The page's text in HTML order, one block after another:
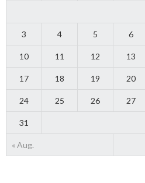
« Aug.
3 4 5 6
10 11 12 13
17 18 19 20
24 25 26 27
31